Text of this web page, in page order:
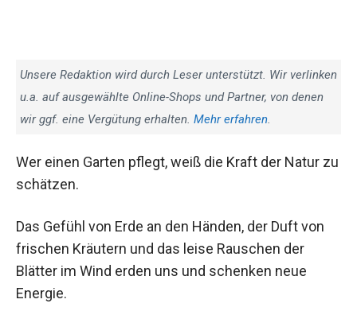
Unsere Redaktion wird durch Leser unterstützt. Wir verlinken
u.a. auf ausgewählte Online-Shops und Partner, von denen
wir ggf. eine Vergütung erhalten. Mehr erfahren.
Wer einen Garten pflegt, weiß die Kraft der Natur zu
schätzen.
Das Gefühl von Erde an den Händen, der Duft von
frischen Kräutern und das leise Rauschen der
Blätter im Wind erden uns und schenken neue
Energie.